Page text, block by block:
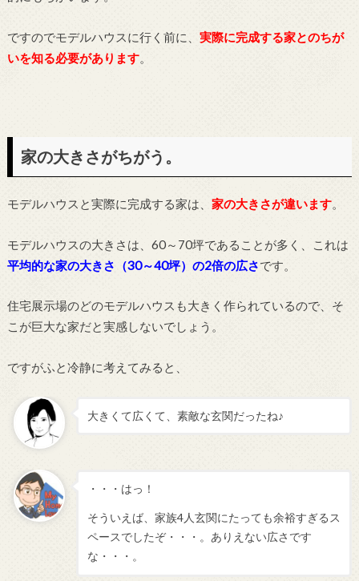
ですのでモデルハウスに行く前に、 実際に完成する家とのちが
いを知る必要があります。
家の大きさがちがう。
モデルハウスと実際に完成する家は、 家の大きさが違います。
モデルハウスの大きさは、60～70坪であることが多く、これは
平均的な家の大きさ（30～40坪）の2倍の広さです。
住宅展示場のどのモデルハウスも大きく作られているので、そ
こが巨大な家だと実感しないでしょう。
ですがふと冷静に考えてみると、
大きくて広くて、素敵な玄関だったね♪
・・・はっ！
そういえば、家族4人玄関にたっても余裕すぎるス
ペースでしたぞ・・・。ありえない広さです
な・・・。